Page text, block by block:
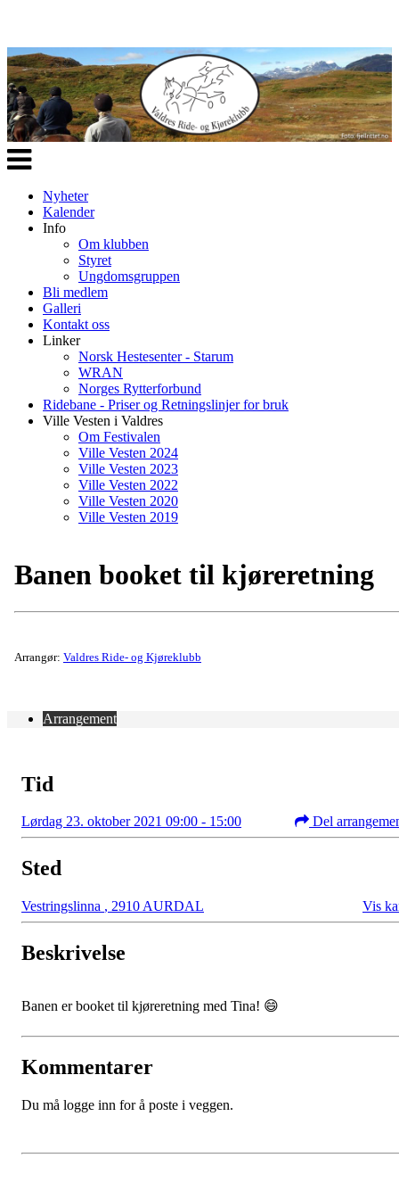
Veksle
navigasjon
Nyheter
Kalender
Info
Om klubben
Styret
Ungdomsgruppen
Bli medlem
Galleri
Kontakt oss
Linker
Norsk Hestesenter - Starum
WRAN
Norges Rytterforbund
Ridebane - Priser og Retningslinjer for bruk
Ville Vesten i Valdres
Om Festivalen
Ville Vesten 2024
Ville Vesten 2023
Ville Vesten 2022
Ville Vesten 2020
Ville Vesten 2019
Banen booket til kjøreretning
Arrangør: Valdres Ride- og Kjøreklubb
Arrangement
Tid
Lørdag 23. oktober 2021 09:00 - 15:00 Del
Sted
Vestringslinna , 2910 AURDAL Vis
Beskrivelse
Banen er booket til kjøreretning med Tina! 😄
Kommentarer
Du må logge inn for å poste i veggen.